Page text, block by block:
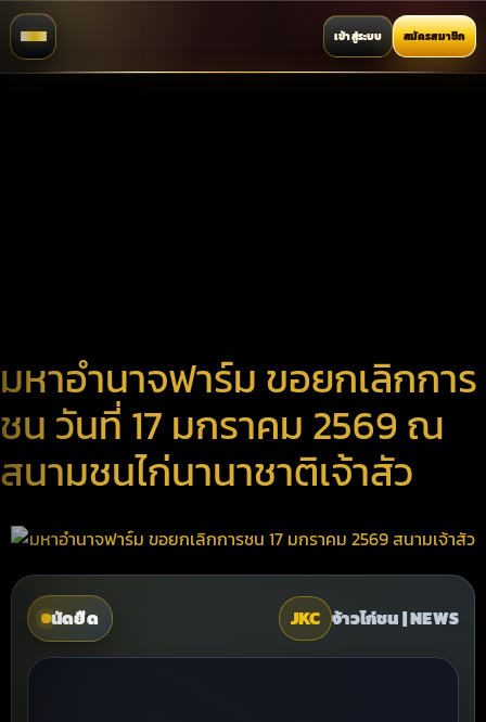
เข้าสู่ระบบ สมัครสมาชิก
มหาอำนาจฟาร์ม ขอยกเลิกการ
ชน วันที่ 17 มกราคม 2569 ณ
สนามชนไก่นานาชาติเจ้าสัว
นัดยืด JKC จ้าวไก่ชน | NEWS